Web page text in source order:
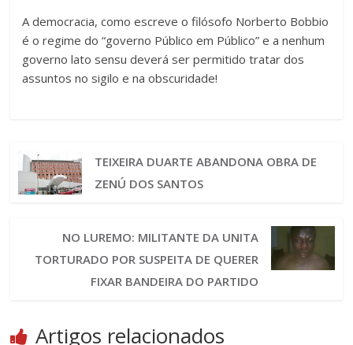
A democracia, como escreve o filósofo Norberto Bobbio
é o regime do “governo Público em Público” e a nenhum
governo lato sensu deverá ser permitido tratar dos
assuntos no sigilo e na obscuridade!
TEIXEIRA DUARTE ABANDONA OBRA DE
ZENÚ DOS SANTOS
NO LUREMO: MILITANTE DA UNITA
TORTURADO POR SUSPEITA DE QUERER
FIXAR BANDEIRA DO PARTIDO
Artigos relacionados